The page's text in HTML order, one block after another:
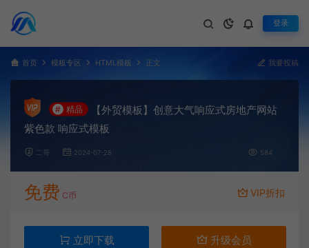
登录
首页 模板专区 HTML模板 正文 我要投稿
# 精品
【外贸模板】创意大气响应式房地产网站
紫色款 响应式模板
二哥 2024-07-28 584
免费 C币 VIP折扣
立即下载 升级会员